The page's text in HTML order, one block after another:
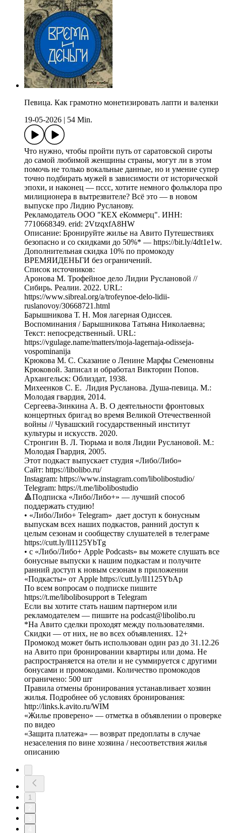
Певица. Как грамотно монетизировать лапти и валенки
19-05-2026
54 Min.
Что нужно, чтобы пройти путь от саратовской сироты
до самой любимой женщины страны, могут ли в этом
помочь не только вокальные данные, но и умение супер
точно подбирать мужей в зависимости от исторической
эпохи, и наконец — пссс, хотите немного фольклора про
милиционера в вытрезвителе? Всё это — в новом
выпуске про Лидию Русланову.
Рекламодатель ООО "КЕХ еКоммерц". ИНН:
7710668349. erid: 2VtzqxfA8HW
Описание: Бронируйте жилье на Авито Путешествиях
безопасно и со скидками до 50%* — https://bit.ly/4dt1e1w.
Дополнительная скидка 10% по промокоду
ВРЕМЯИДЕНЬГИ без ограничений.
Список источников:
Аронова М. Трофейное дело Лидии Руслановой //
Сибирь. Реалии. 2022. URL:
https://www.sibreal.org/a/trofeynoe-delo-lidii-
ruslanovoy/30668721.html
Барышникова Т. Н. Моя лагерная Одиссея.
Воспоминания / Барышникова Татьяна Николаевна;
Текст: непосредственный. URL:
https://vgulage.name/matters/moja-lagernaja-odisseja-
vospominanija
Крюкова М. С. Сказание о Ленине Марфы Семеновны
Крюковой. Записал и обработал Викторин Попов.
Архангельск: Облиздат, 1938.
Михеенков С. Е. Лидия Русланова. Душа-певица. М.:
Молодая гвардия, 2014.
Сергеева-Зинкина А. В. О деятельности фронтовых
концертных бригад во время Великой Отечественной
войны // Чувашский государственный институт
культуры и искусств. 2020.
Стронгин В. Л. Тюрьма и воля Лидии Руслановой. М.:
Молодая Гвардия, 2005.
Этот подкаст выпускает студия «Либо/Либо»
Сайт: https://libolibo.ru/
Instagram: https://www.instagram.com/libolibostudio/
Telegram: https://t.me/libolibostudio
🔺Подписка «Либо/Либо+» — лучший способ
поддержать студию!
• «Либо/Либо+ Telegram» дает доступ к бонусным
выпускам всех наших подкастов, ранний доступ к
целым сезонам и сообществу слушателей в телеграме
https://cutt.ly/ll1125YbTg
• с «Либо/Либо+ Apple Podcasts» вы можете слушать все
бонусные выпуски к нашим подкастам и получите
ранний доступ к новым сезонам в приложении
«Подкасты» от Apple https://cutt.ly/ll1125YbAp
По всем вопросам о подписке пишите
https://t.me/libolibosupport в Telegram
Если вы хотите стать нашим партнером или
рекламодателем — пишите на podcast@libolibo.ru
*На Авито сделки проходят между пользователями.
Скидки — от них, не во всех объявлениях. 12+
Промокод может быть использован один раз до 31.12.26
на Авито при бронировании квартиры или дома. Не
распространяется на отели и не суммируется с другими
бонусами и промокодами. Количество промокодов
ограничено: 500 шт
Правила отмены бронирования устанавливает хозяин
жилья. Подробнее об условиях бронирования:
http://links.k.avito.ru/WIM
«Жилье проверено» — отметка в объявлении о проверке
по видео
«Защита платежа» — возврат предоплаты в случае
незаселения по вине хозяина / несоответствия жилья
описанию
1